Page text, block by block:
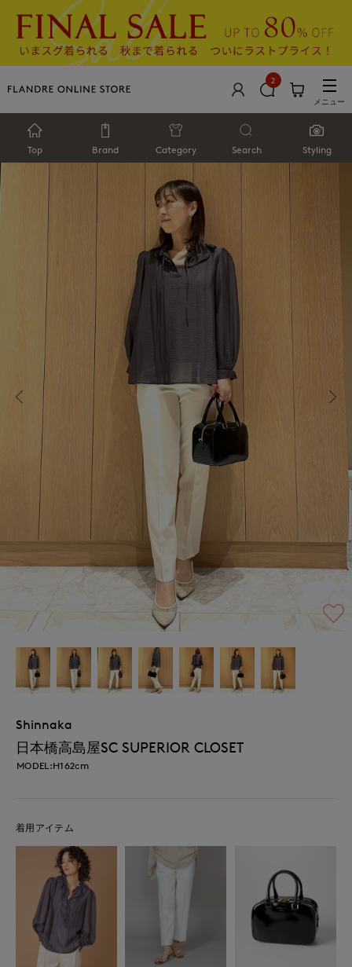
2
メニュー
Top Brand Category Search Styling
Shinnaka
日本橋高島屋SC SUPERIOR CLOSET
MODEL:H162cm
着用アイテム